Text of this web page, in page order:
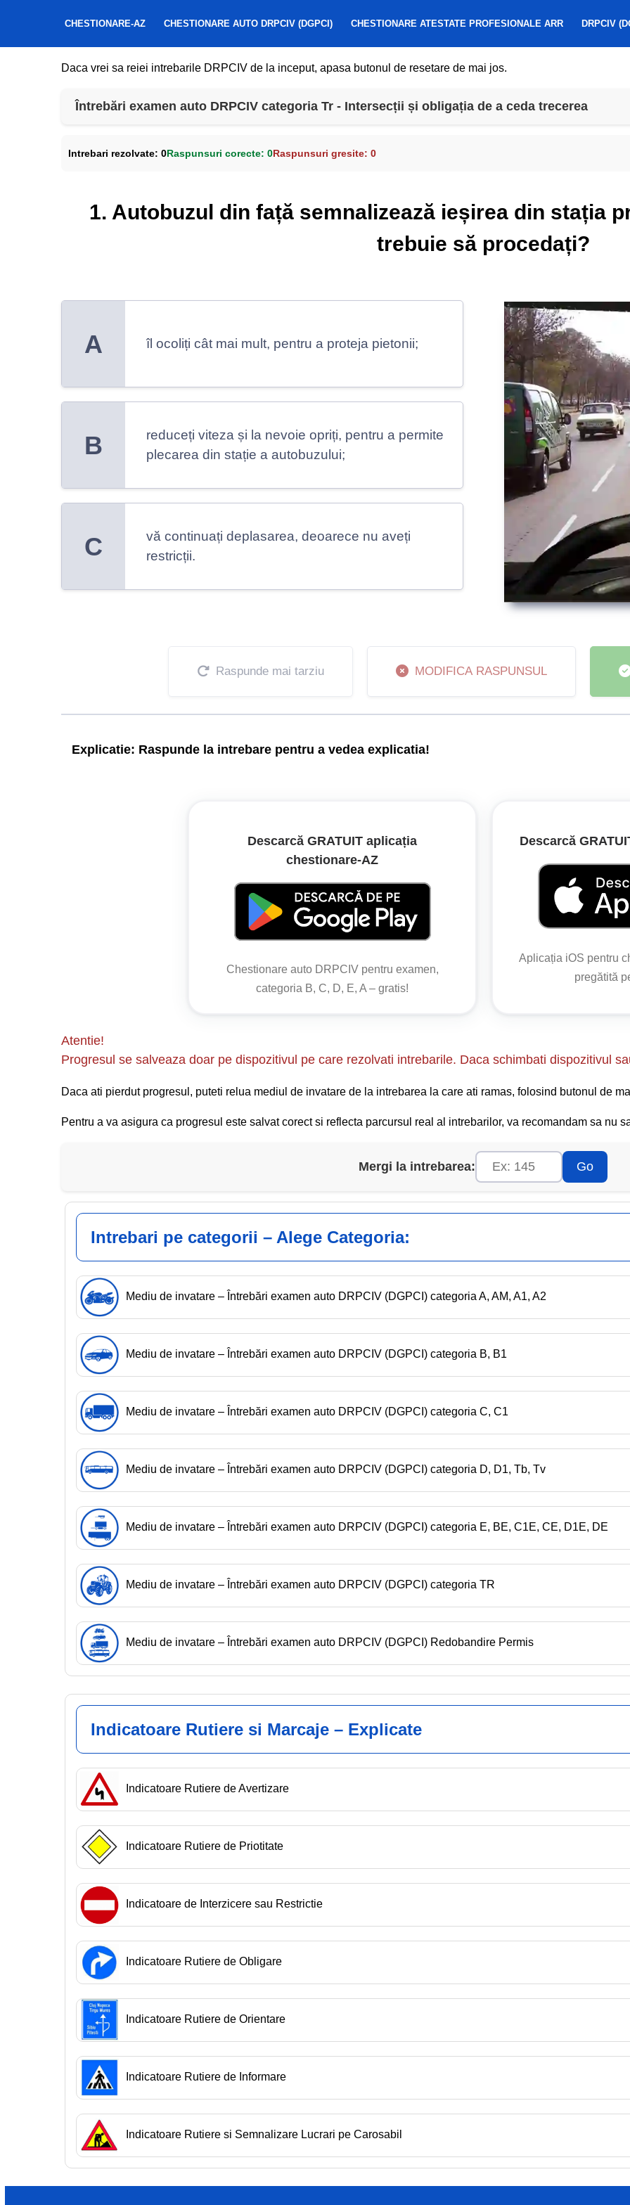
CHESTIONARE-AZ CHESTIONARE AUTO DRPCIV (DGPCI) CHESTIONARE ATESTATE PROFESIONALE ARR DRPCIV
Daca vrei sa reiei intrebarile DRPCIV de la inceput, apasa butonul de resetare de mai jos.
Întrebări examen auto DRPCIV categoria Tr - Intersecții și obligația de a ceda trecerea
Intrebari rezolvate: 0Raspunsuri corecte: 0Raspunsuri gresite: 0
1. Autobuzul din față semnalizează ieșirea din stația
trebuie să procedați?
A îl ocoliți cât mai mult, pentru a proteja pietonii;
B
reduceți viteza și la nevoie opriți, pentru a permite
plecarea din stație a autobuzului;
C
vă continuați deplasarea, deoarece nu aveți
restricții.
Raspunde mai tarziu MODIFICA RASPUNSUL
Explicatie: Raspunde la intrebare pentru a vedea explicatia!
(2) Conducătorul de vehicul care circulă pe banda situată lângă marginea părții carosabile trebuie să acorde
transport public de persoane numai atunci când conducătorii acestora semnalizează intenția de a reintra în
prin manevra lor nu pun în pericol siguranța celorlalți participanți la trafic.
Articolul 131
intenția de a ieși, conducătorul vehiculului care circulă pe banda de lângă acostament sau bordura este obligat
Descarcă GRATUIT aplicația
chestionare‑AZ
Chestionare auto DRPCIV pentru examen,
categoria B, C, D, E, A – gratis!
Descarcă
Aplicația iOS pentru
pregătită
Atentie!
Progresul se salveaza doar pe dispozitivul pe care rezolvati intrebarile. Daca schimbati dispozitivul
Daca ati pierdut progresul, puteti relua mediul de invatare de la intrebarea la care ati ramas, folosind butonul de
Pentru a va asigura ca progresul este salvat corect si reflecta parcursul real al intrebarilor, va recomandam sa nu
Mergi la intrebarea: Go
Intrebari pe categorii – Alege Categoria:
Mediu de invatare – Întrebări examen auto DRPCIV (DGPCI) categoria A, AM, A1, A2
Mediu de invatare – Întrebări examen auto DRPCIV (DGPCI) categoria B, B1
Mediu de invatare – Întrebări examen auto DRPCIV (DGPCI) categoria C, C1
Mediu de invatare – Întrebări examen auto DRPCIV (DGPCI) categoria D, D1, Tb, Tv
Mediu de invatare – Întrebări examen auto DRPCIV (DGPCI) categoria E, BE, C1E, CE, D1E, DE
Mediu de invatare – Întrebări examen auto DRPCIV (DGPCI) categoria TR
Mediu de invatare – Întrebări examen auto DRPCIV (DGPCI) Redobandire Permis
Indicatoare Rutiere si Marcaje – Explicate
Indicatoare Rutiere de Avertizare
Indicatoare Rutiere de Priotitate
Indicatoare de Interzicere sau Restrictie
Indicatoare Rutiere de Obligare
Indicatoare Rutiere de Orientare
Indicatoare Rutiere de Informare
Indicatoare Rutiere si Semnalizare Lucrari pe Carosabil